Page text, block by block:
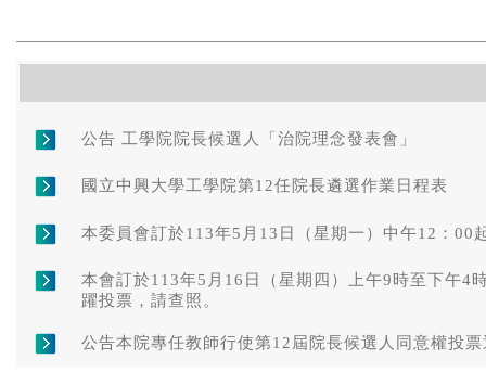
公告 工學院院長候選人「治院理念發表會」
國立中興大學工學院第12任院長遴選作業日程表
本委員會訂於113年5月13日（星期一）中午12：00
本會訂於113年5月16日（星期四）上午9時至下午4
躍投票，請查照。
公告本院專任教師行使第12屆院長候選人同意權投